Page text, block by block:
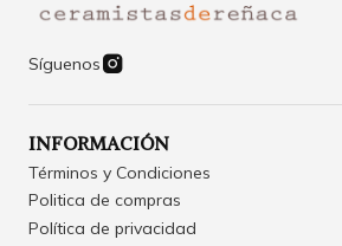
Síguenos
INFORMACIÓN
Términos y Condiciones
Politica de compras
Política de privacidad